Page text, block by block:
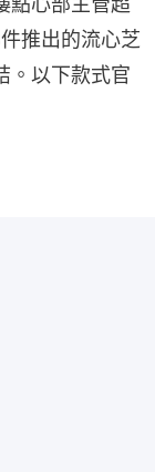
推出的流心芝
。以下款式官